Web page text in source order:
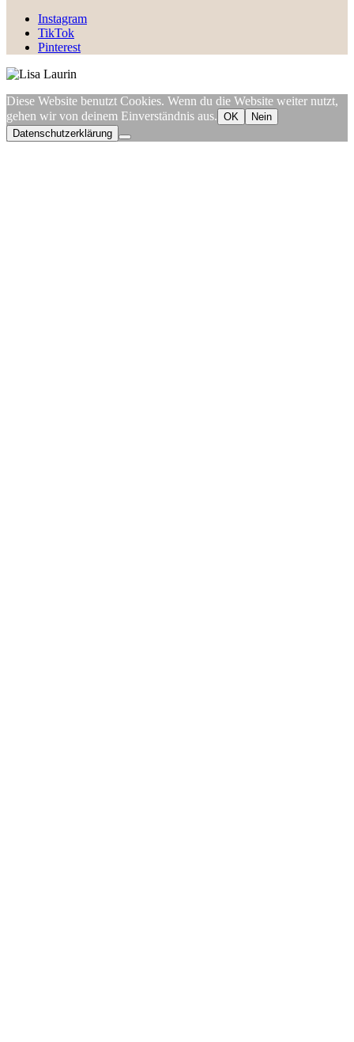
Instagram
TikTok
Pinterest
Diese Website benutzt Cookies. Wenn du die Website weiter nutzt,
gehen wir von deinem Einverständnis aus. OK
Nein
Datenschutzerklärung